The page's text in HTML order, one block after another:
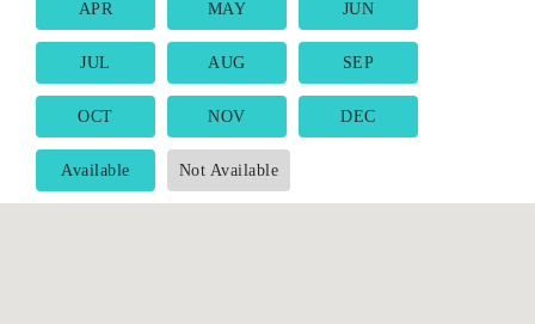
APR MAY JUN
JUL AUG SEP
OCT NOV DEC
Available Not Available